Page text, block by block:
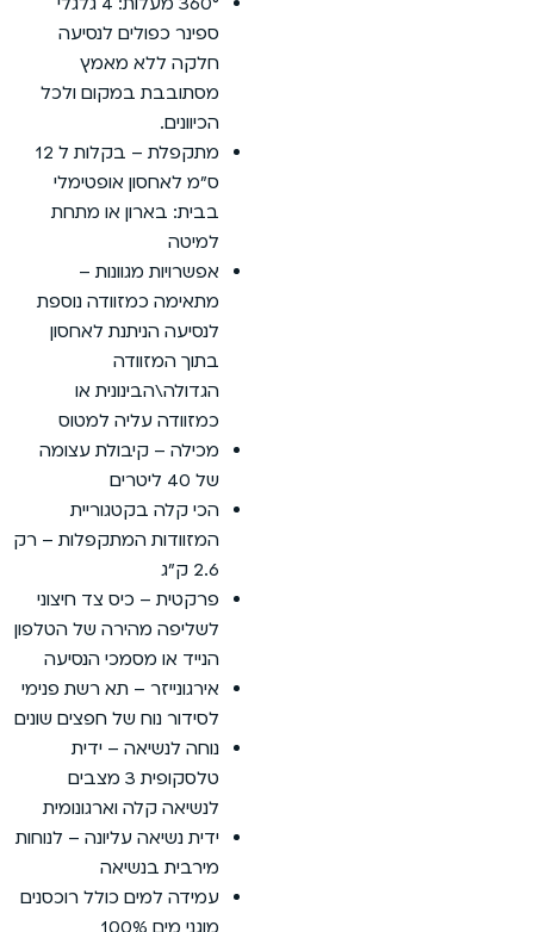
ספינר כפולים לנסיעה
חלקה ללא מאמץ
מסתובבת במקום ולכל
הכיוונים.
מתקפלת – בקלות ל 12
ס”מ לאחסון אופטימלי
בבית: בארון או מתחת
למיטה
אפשרויות מגוונות –
מתאימה כמזוודה נוספת
לנסיעה הניתנת לאחסון
בתוך המזוודה
הגדולה\הבינונית או
כמזוודה עליה למטוס
מכילה – קיבולת עצומה
של 40 ליטרים
הכי קלה בקטגוריית
המזוודות המתקפלות – רק
2.6 ק”ג
פרקטית – כיס צד חיצוני
לשליפה מהירה של הטלפון
הנייד או מסמכי הנסיעה
אירגונייזר – תא רשת פנימי
לסידור נוח של חפצים שונים
נוחה לנשיאה – ידית
טלסקופית 3 מצבים
לנשיאה קלה וארגונומית
ידית נשיאה עליונה – לנוחות
מירבית בנשיאה
עמידה למים כולל רוכסנים